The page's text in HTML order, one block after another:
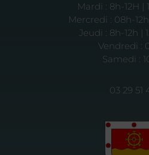
Mardi : 8h-12H |
Mercredi : 08h-
Jeudi : 8h-12h |
Vendredi :
Samedi :
03 29 51